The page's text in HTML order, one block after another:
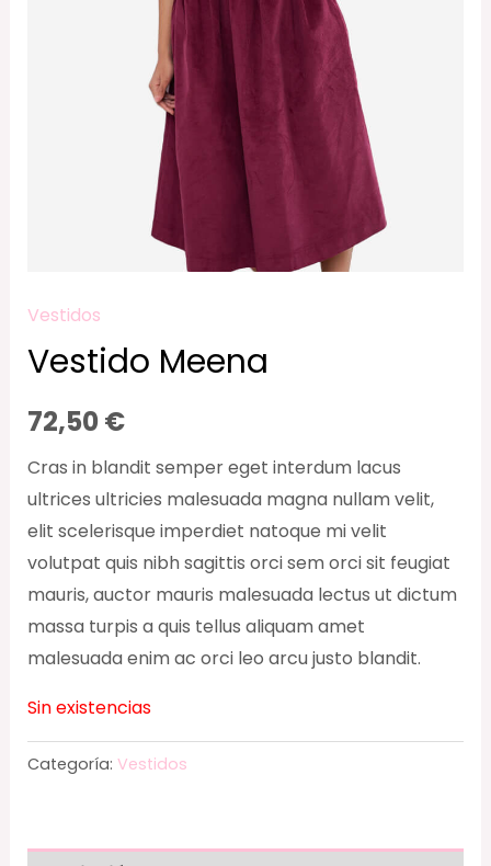
Vestidos
Vestido Meena
72,50€
Cras in blandit semper eget interdum lacus
ultrices ultricies malesuada magna nullam velit,
elit scelerisque imperdiet natoque mi velit
volutpat quis nibh sagittis orci sem orci sit feugiat
mauris, auctor mauris malesuada lectus ut dictum
massa turpis a quis tellus aliquam amet
malesuada enim ac orci leo arcu justo blandit.
Sin existencias
Categoría: Vestidos